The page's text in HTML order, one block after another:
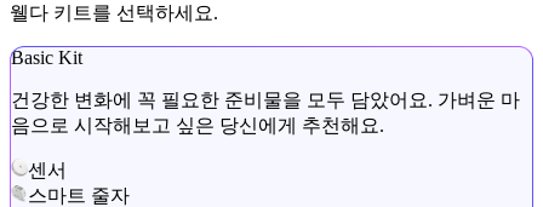
웰다 키트를 선택하세요.
Basic Kit
건강한 변화에 꼭 필요한 준비물을 모두 담았어요. 가벼운 마
음으로 시작해보고 싶은 당신에게 추천해요.
센서
스마트 줄자